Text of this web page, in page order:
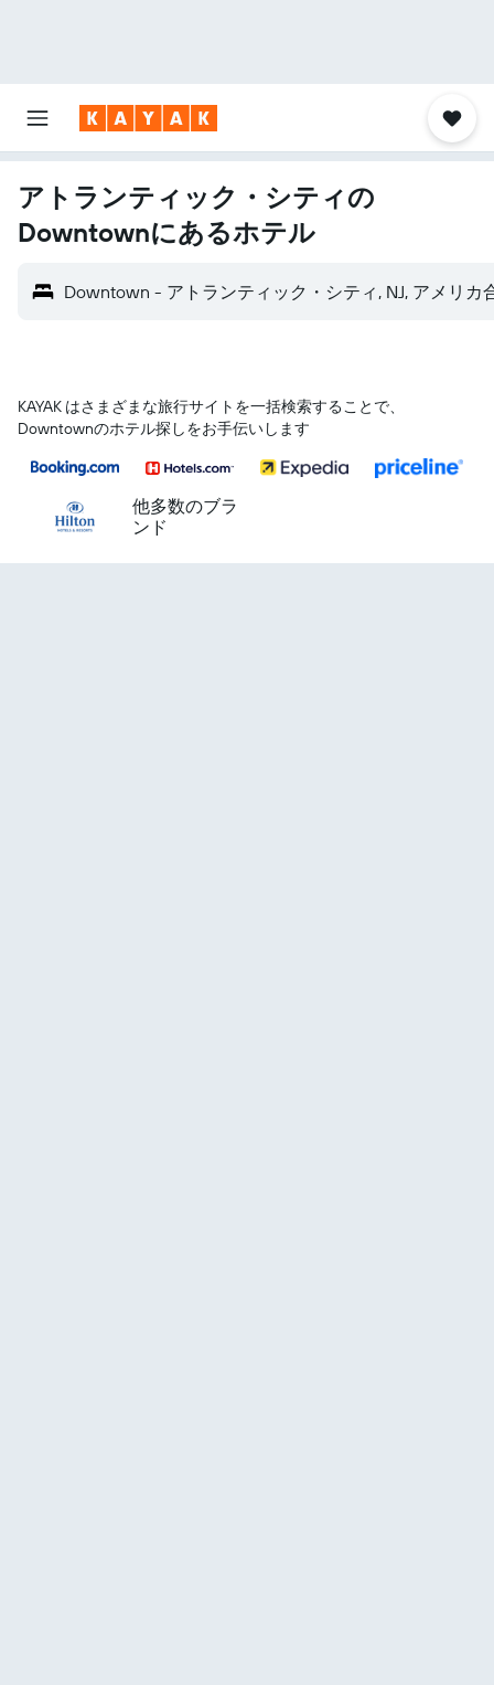
アトランティック・シティの
Downtownにあるホテル
Downtown - アトランティック・シティ, NJ, アメリカ
KAYAK はさまざまな旅行サイトを一括検索することで、
Downtownのホテル探しをお手伝いします
他多数のブラ
ンド